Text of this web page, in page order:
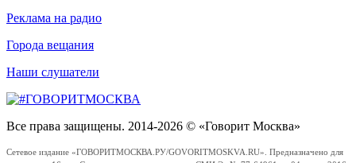
Реклама на радио
Города вещания
Наши слушатели
Все права защищены. 2014-2026 © «Говорит Москва»
Сетевое издание «ГОВОРИТМОСКВА.РУ/GOVORITMOSKVA.RU». Предназначено для